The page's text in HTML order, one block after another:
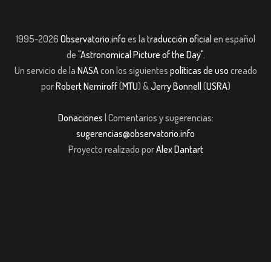
1995-2026 Observatorio.info es la traducción oficial en español
de "Astronomical Picture of the Day".
Un servicio de la NASAcon los siguientes políticas de uso creado
porRobert Nemiroff(MTU) &Jerry Bonnell (USRA)
Donaciones | Comentarios y sugerencias:
sugerencias@observatorio.info
Proyecto realizado porAlex Dantart